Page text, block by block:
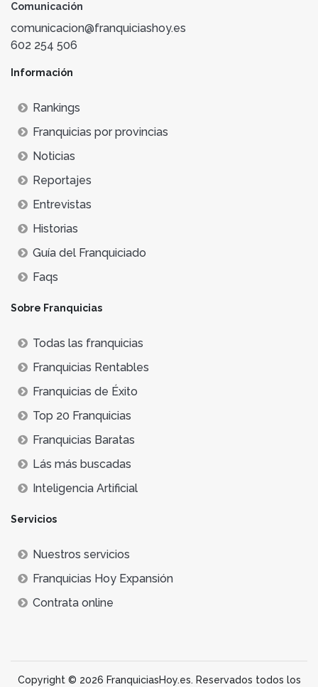
Comunicación
comunicacion@franquiciashoy.es
602 254 506
Información
Rankings
Franquicias por provincias
Noticias
Reportajes
Entrevistas
Historias
Guía del Franquiciado
Faqs
Sobre Franquicias
Todas las franquicias
Franquicias Rentables
Franquicias de Éxito
Top 20 Franquicias
Franquicias Baratas
Lás más buscadas
Inteligencia Artificial
Servicios
Nuestros servicios
Franquicias Hoy Expansión
Contrata online
Copyright © 2026 FranquiciasHoy.es. Reservados todos los